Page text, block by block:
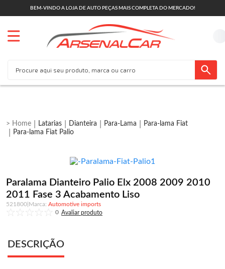
BEM-VINDO A LOJA DE AUTO PEÇAS MAIS COMPLETA DO MERCADO!
Latarias Dianteira Para-Lama
Para-lama Fiat
Para-lama Fiat Palio
Paralama Dianteiro Palio Elx 2008 2009 2010
2011 Fase 3 Acabamento Liso
521800
Automotive imports
0
DESCRIÇÃO